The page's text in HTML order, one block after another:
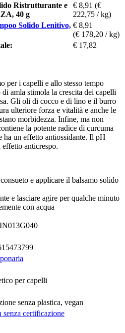
Ristrutturante e
40 g
€ 8,91 (€
222,75 / kg)
Solido Lenitivo, € 8,91
(€ 178,20 / kg)
€ 17,82
per i capelli e allo stesso tempo
amla stimola la crescita dei capelli
Gli oli di cocco e di lino e il burro
ulteriore forza e vitalità e anche le
morbidezza. Infine, ma non
la potente radice di curcuma
ha un effetto antiossidante. Il pH
effetto anticrespo.
e applicare il balsamo solido
e lasciare agire per qualche minuto
con acqua
per capelli
senza plastica, vegan
senza certificazione